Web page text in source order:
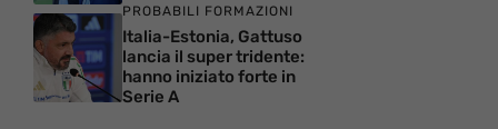
PROBABILI FORMAZIONI
Italia-Estonia, Gattuso
lancia il super tridente:
hanno iniziato forte in
Serie A